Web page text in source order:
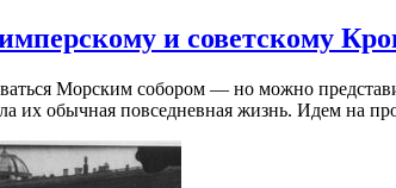
и советскому
Морским собором — но можно
обычная повседневная жизнь. Идем на